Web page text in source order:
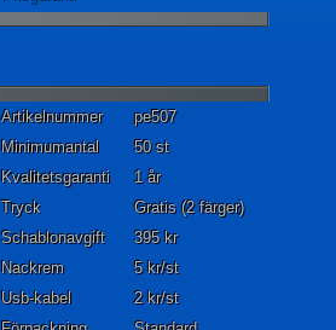
Artikelnummer
pe507
Minimumantal
50 st
Kvalitetsgaranti
1 år
Tryck
Gratis (2 färger)
Schablonavgift
395 kr
Nackrem
5 kr/st
Usb-kabel
2 kr/st